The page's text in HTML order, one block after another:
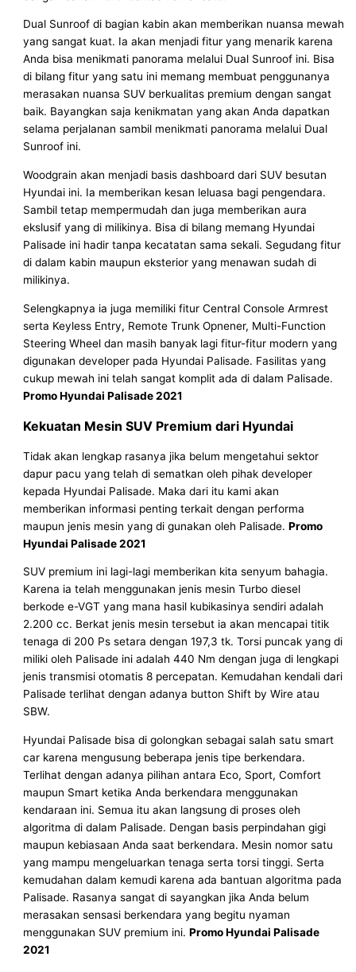
Dual Sunroof di bagian kabin akan memberikan nuansa mewah
yang sangat kuat. Ia akan menjadi fitur yang menarik karena
Anda bisa menikmati panorama melalui Dual Sunroof ini. Bisa
di bilang fitur yang satu ini memang membuat penggunanya
merasakan nuansa SUV berkualitas premium dengan sangat
baik. Bayangkan saja kenikmatan yang akan Anda dapatkan
selama perjalanan sambil menikmati panorama melalui Dual
Sunroof ini.
Woodgrain akan menjadi basis dashboard dari SUV besutan
Hyundai ini. Ia memberikan kesan leluasa bagi pengendara.
Sambil tetap mempermudah dan juga memberikan aura
ekslusif yang di milikinya. Bisa di bilang memang Hyundai
Palisade ini hadir tanpa kecatatan sama sekali. Segudang fitur
di dalam kabin maupun eksterior yang menawan sudah di
milikinya.
Selengkapnya ia juga memiliki fitur Central Console Armrest
serta Keyless Entry, Remote Trunk Opnener, Multi-Function
Steering Wheel dan masih banyak lagi fitur-fitur modern yang
digunakan developer pada Hyundai Palisade. Fasilitas yang
cukup mewah ini telah sangat komplit ada di dalam Palisade.
Promo Hyundai Palisade 2021
Kekuatan Mesin SUV Premium dari Hyundai
Tidak akan lengkap rasanya jika belum mengetahui sektor
dapur pacu yang telah di sematkan oleh pihak developer
kepada Hyundai Palisade. Maka dari itu kami akan
memberikan informasi penting terkait dengan performa
maupun jenis mesin yang di gunakan oleh Palisade.Promo
Hyundai Palisade 2021
SUV premium ini lagi-lagi memberikan kita senyum bahagia.
Karena ia telah menggunakan jenis mesin Turbo diesel
berkode e-VGT yang mana hasil kubikasinya sendiri adalah
2.200 cc. Berkat jenis mesin tersebut ia akan mencapai titik
tenaga di 200 Ps setara dengan 197,3 tk. Torsi puncak yang di
miliki oleh Palisade ini adalah 440 Nm dengan juga di lengkapi
jenis transmisi otomatis 8 percepatan. Kemudahan kendali dari
Palisade terlihat dengan adanya button Shift by Wire atau
SBW.
Hyundai Palisade bisa di golongkan sebagai salah satu smart
car karena mengusung beberapa jenis tipe berkendara.
Terlihat dengan adanya pilihan antara Eco, Sport, Comfort
maupun Smart ketika Anda berkendara menggunakan
kendaraan ini. Semua itu akan langsung di proses oleh
algoritma di dalam Palisade. Dengan basis perpindahan gigi
maupun kebiasaan Anda saat berkendara. Mesin nomor satu
yang mampu mengeluarkan tenaga serta torsi tinggi. Serta
kemudahan dalam kemudi karena ada bantuan algoritma pada
Palisade. Rasanya sangat di sayangkan jika Anda belum
merasakan sensasi berkendara yang begitu nyaman
menggunakan SUV premium ini.Promo Hyundai Palisade
2021